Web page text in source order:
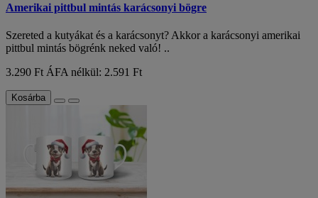
Amerikai pittbul mintás karácsonyi bögre
Szereted a kutyákat és a karácsonyt? Akkor a karácsonyi amerikai
pittbul mintás bögrénk neked való! ..
3.290 Ft ÁFA nélkül: 2.591 Ft
Kosárba